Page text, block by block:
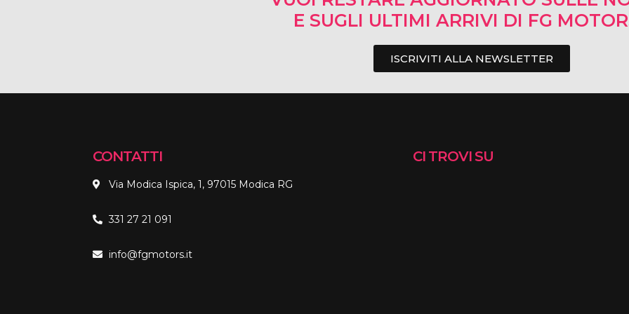
E SUGLI ULTIMI ARRIVI DI FG
ISCRIVITI ALLA NEWSLETTER
CONTATTI
Via Modica Ispica, 1, 97015 Modica RG
331 27 21 091
info@fgmotors.it
CI TROVI SU